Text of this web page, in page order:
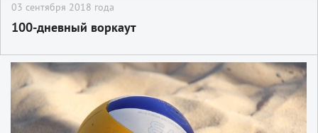
03 сентября 2018 года
100-дневный воркаут
2